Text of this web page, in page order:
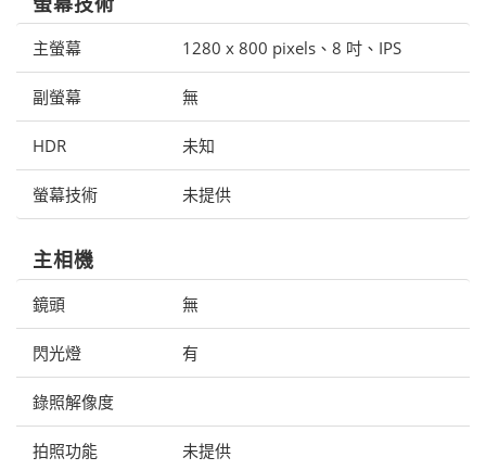
主螢幕 1280 x 800 pixels、8 吋、IPS
副螢幕 無
HDR 未知
螢幕技術 未提供
主相機
鏡頭 無
閃光燈 有
錄照解像度
拍照功能 未提供